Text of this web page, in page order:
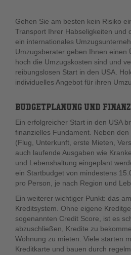
Gehen Sie am besten kein Risiko
Transport Ihrer Habseligkeiten und
ein internationales
Umzugsberater geben Ihnen einen
hoch die Umzugskosten sind und
reibungslosen Start in den USA.
individuelles Angebot für ihren
BUDGETPLANUNG UND
Ein erfolgreicher Start in den USA
finanzielles Fundament. Neben
(Flug, Unterkunft, erste Mieten,
auch laufende Ausgaben wie
und Lebenshaltung eingeplant
ein Startbudget von mindestens
pro Person, je nach Region und
Ein weiterer wichtiger Punkt: das
Kreditsystem. Ohne eigene
sogenannten Credit Score, ist es
abzuschließen, Kredite zu
Wohnung zu mieten. Viele starten
Kreditkarte und bauen durch